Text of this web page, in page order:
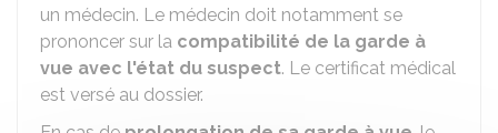
un médecin. Le médecin doit notamment se
prononcer sur la compatibilité de la garde à
vue avec l'état du suspect. Le certificat médical
est versé au dossier.